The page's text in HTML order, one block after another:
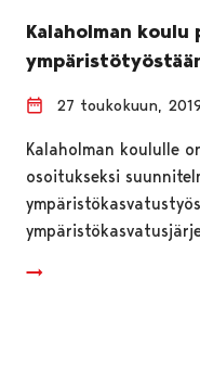
Kalaholman
27 toukokuun,
Kalaholman koululle
osoitukseksi